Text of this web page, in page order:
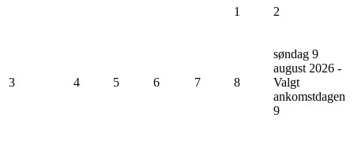
1 2
3 4 5 6 7 8
søndag 9
august 2026 -
Valgt
ankomstdagen
9